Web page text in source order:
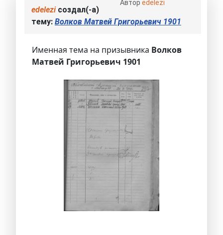
Автор edelezi
edeleziсоздал(-а)
тему: Волков Матвей Григорьевич 1901
Именная тема на призывника Волков
Матвей Григорьевич 1901